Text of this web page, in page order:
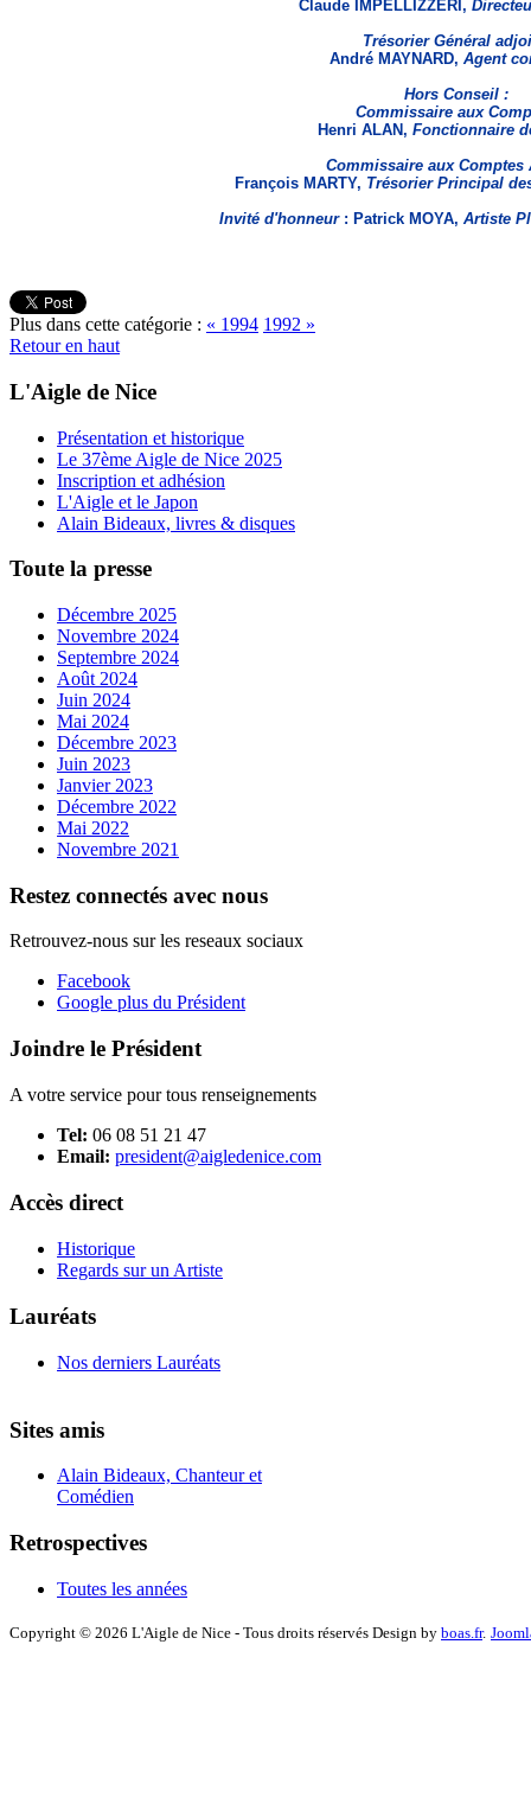
Claude IMPELLIZZERI,
Trésorier Général
André MAYNARD, Agent
Hors Conseil :
Commissaire aux
Henri ALAN, Fonctionnaire
Commissaire aux Comptes
François MARTY, Trésorier Principal
Invité d'honneur : Patrick MOYA, Artiste
Plus dans cette catégorie : « 1994 1992 »
Retour en haut
L'Aigle de Nice
Présentation et historique
Le 37ème Aigle de Nice 2025
Inscription et adhésion
L'Aigle et le Japon
Alain Bideaux, livres & disques
Toute la presse
Décembre 2025
Novembre 2024
Septembre 2024
Août 2024
Juin 2024
Mai 2024
Décembre 2023
Juin 2023
Janvier 2023
Décembre 2022
Mai 2022
Novembre 2021
Restez connectés avec nous
Retrouvez-nous sur les reseaux sociaux
Facebook
Google plus du Président
Joindre le Président
A votre service pour tous renseignements
Tel: 06 08 51 21 47
Email: president@aigledenice.com
Accès direct
Historique
Regards sur un Artiste
Lauréats
Nos derniers Lauréats
Sites amis
Alain Bideaux, Chanteur et
Comédien
Retrospectives
Toutes les années
Copyright © 2026 L'Aigle de Nice - Tous droits réservés Design by boas.fr.